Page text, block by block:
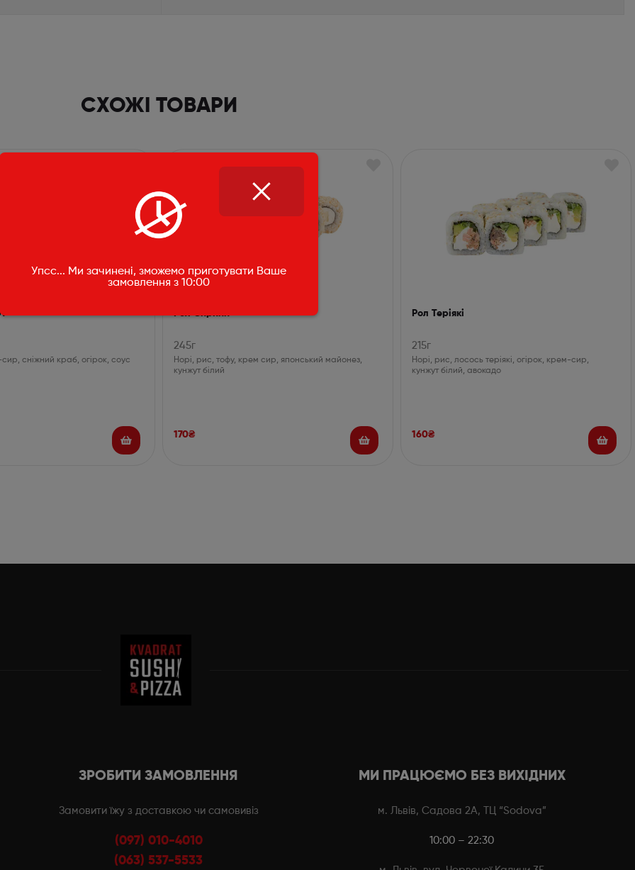
СХОЖІ ТОВАРИ
сніжний краб, огірок, соус
245г
Норі, рис, тофу, крем сир, японський майонез,
кунжут білий
170₴
Рол Теріякі
215г
Норі, рис, лосось теріякі, огірок, крем-сир,
кунжут білий, авокадо
160₴
ЗРОБИТИ ЗАМОВЛЕННЯ
Замовити їжу з доставкою чи самовивіз
(097) 010-4010
(063) 537-5533
МИ ПРАЦЮЄМО БЕЗ ВИХІДНИХ
м. Львів, Садова 2А, ТЦ “Sodova”
10:00 – 22:30
Упсс... Ми зачинені, зможемо приготувати Ваше
замовлення з 10:00